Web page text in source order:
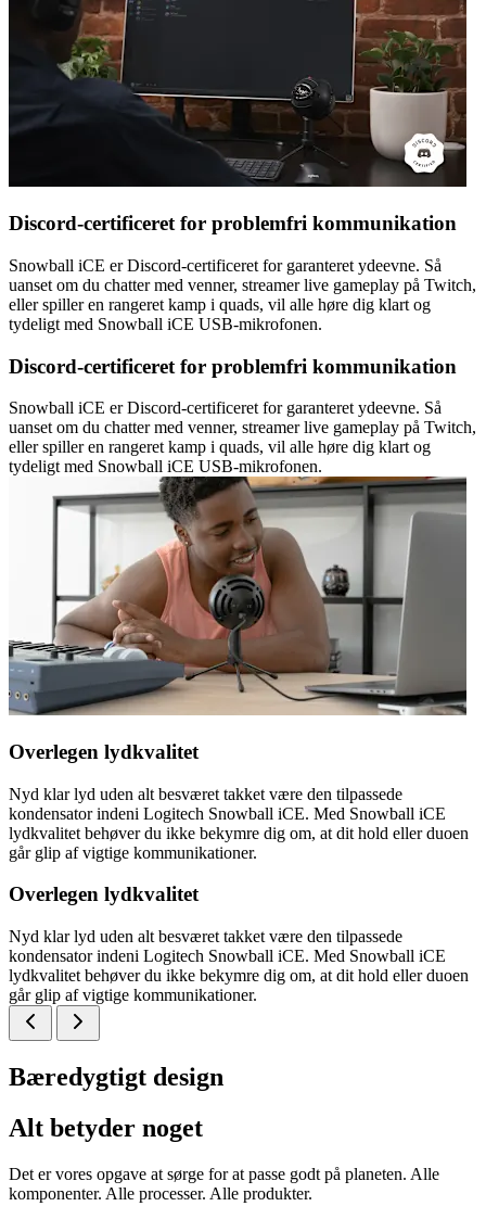
Discord-certificeret for problemfri kommunikation
Snowball iCE er Discord-certificeret for garanteret ydeevne. Så
uanset om du chatter med venner, streamer live gameplay på Twitch,
eller spiller en rangeret kamp i quads, vil alle høre dig klart og
tydeligt med Snowball iCE USB-mikrofonen.
Discord-certificeret for problemfri kommunikation
Snowball iCE er Discord-certificeret for garanteret ydeevne. Så
uanset om du chatter med venner, streamer live gameplay på Twitch,
eller spiller en rangeret kamp i quads, vil alle høre dig klart og
tydeligt med Snowball iCE USB-mikrofonen.
Overlegen lydkvalitet
Nyd klar lyd uden alt besværet takket være den tilpassede
kondensator indeni Logitech Snowball iCE. Med Snowball iCE
lydkvalitet behøver du ikke bekymre dig om, at dit hold eller duoen
går glip af vigtige kommunikationer.
Overlegen lydkvalitet
Nyd klar lyd uden alt besværet takket være den tilpassede
kondensator indeni Logitech Snowball iCE. Med Snowball iCE
lydkvalitet behøver du ikke bekymre dig om, at dit hold eller duoen
går glip af vigtige kommunikationer.
Bæredygtigt design
Alt betyder noget
Det er vores opgave at sørge for at passe godt på planeten. Alle
komponenter. Alle processer. Alle produkter.